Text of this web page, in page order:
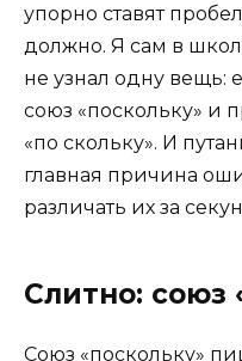
упорно ставят
должно. Я сам в
не узнал одну вещь:
союз «поскольку» и
«по скольку». И
главная причина
различать их за
Слитно: союз
Союз «поскольку»